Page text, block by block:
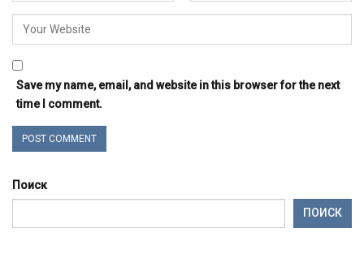
Save my name, email, and website in this browser for the next
time I comment.
Поиск
ПОИСК